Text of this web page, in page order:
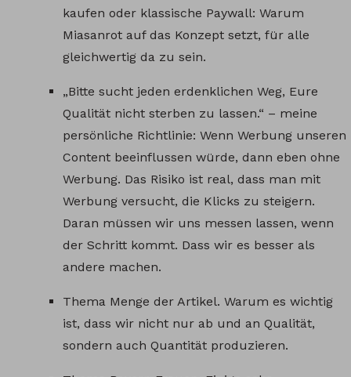
kaufen oder klassische Paywall: Warum
Miasanrot auf das Konzept setzt, für alle
gleichwertig da zu sein.
„Bitte sucht jeden erdenklichen Weg, Eure
Qualität nicht sterben zu lassen.“ – meine
persönliche Richtlinie: Wenn Werbung unseren
Content beeinflussen würde, dann eben ohne
Werbung. Das Risiko ist real, dass man mit
Werbung versucht, die Klicks zu steigern.
Daran müssen wir uns messen lassen, wenn
der Schritt kommt. Dass wir es besser als
andere machen.
Thema Menge der Artikel. Warum es wichtig
ist, dass wir nicht nur ab und an Qualität,
sondern auch Quantität produzieren.